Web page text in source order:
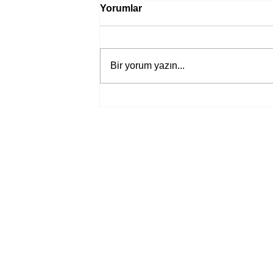
Yorumlar
Bir yorum yazın...